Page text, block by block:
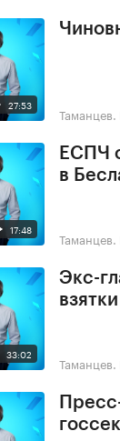
27:53 Таманцев.
17:48
ЕСПЧ
в
Таманцев.
33:02
Экс-
взятки
Таманцев.